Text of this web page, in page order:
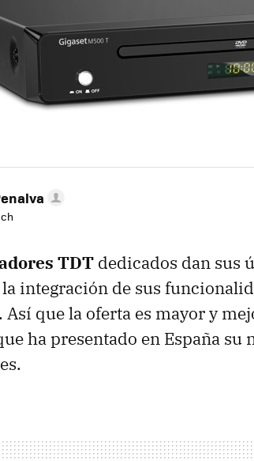
TDT dedicados dan sus
integración de sus
que la oferta es mayor y
ha presentado en España su